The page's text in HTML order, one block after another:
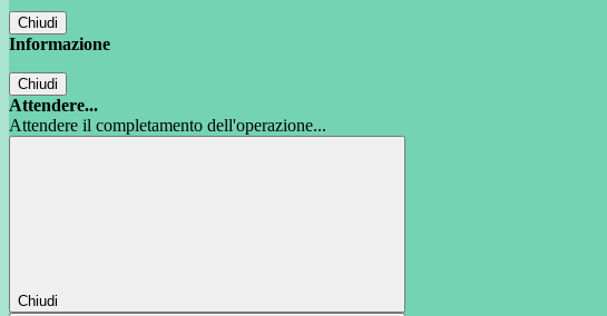
Chiudi
Informazione
Chiudi
Attendere...
Attendere il completamento dell'operazione...
Chiudi